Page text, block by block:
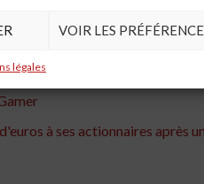
VOIR LES
légales
de Scinaptic ...
à ses actionnaires après